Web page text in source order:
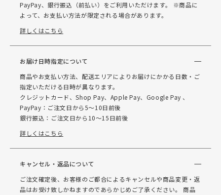
PayPay、銀行振込（前払い）をご利用いただけます。 ※商品に
よって、お支払い方法が限定される場合があります。
詳しくはこちら
お届け日時指定について
商品やお支払い方法、配送エリアによりお届けにかかる日数・ご
指定いただける日時が異なります。
クレジットカード、Shop Pay、Apple Pay、Google Pay 、
PayPay：ご注文日から5～10日前後
銀行振込：ご注文日から10～15日前後
詳しくはこちら
キャンセル・返品について
ご注文確定後、お客様のご都合によるキャンセルや商品変更・返
品はお受け致しかねますのであらかじめご了承ください。 商品